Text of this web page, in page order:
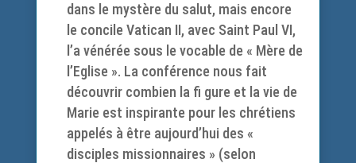
dans le mystère du salut, mais encore
le concile Vatican II, avec Saint Paul VI,
l’a vénérée sous le vocable de « Mère de
l’Eglise ». La conférence nous fait
découvrir combien la fi gure et la vie de
Marie est inspirante pour les chrétiens
appelés à être aujourd’hui des «
disciples missionnaires » (selon